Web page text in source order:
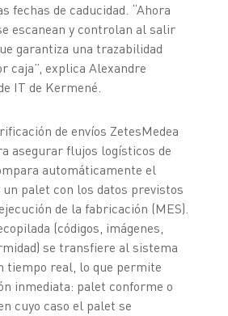
fechas de caducidad. “Ahora
escanean y controlan al salir
garantiza una trazabilidad
caja”, explica Alexandre
IT de Kermené.
de envíos ZetesMedea
asegurar flujos logísticos de
automáticamente el
palet con los datos previstos
de la fabricación (MES).
(códigos, imágenes,
se transfiere al sistema
tiempo real, lo que permite
inmediata: palet conforme o
cuyo caso el palet se